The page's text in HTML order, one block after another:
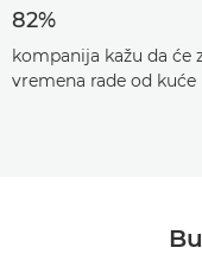
82%
kompanija kažu da će
vremena rade od